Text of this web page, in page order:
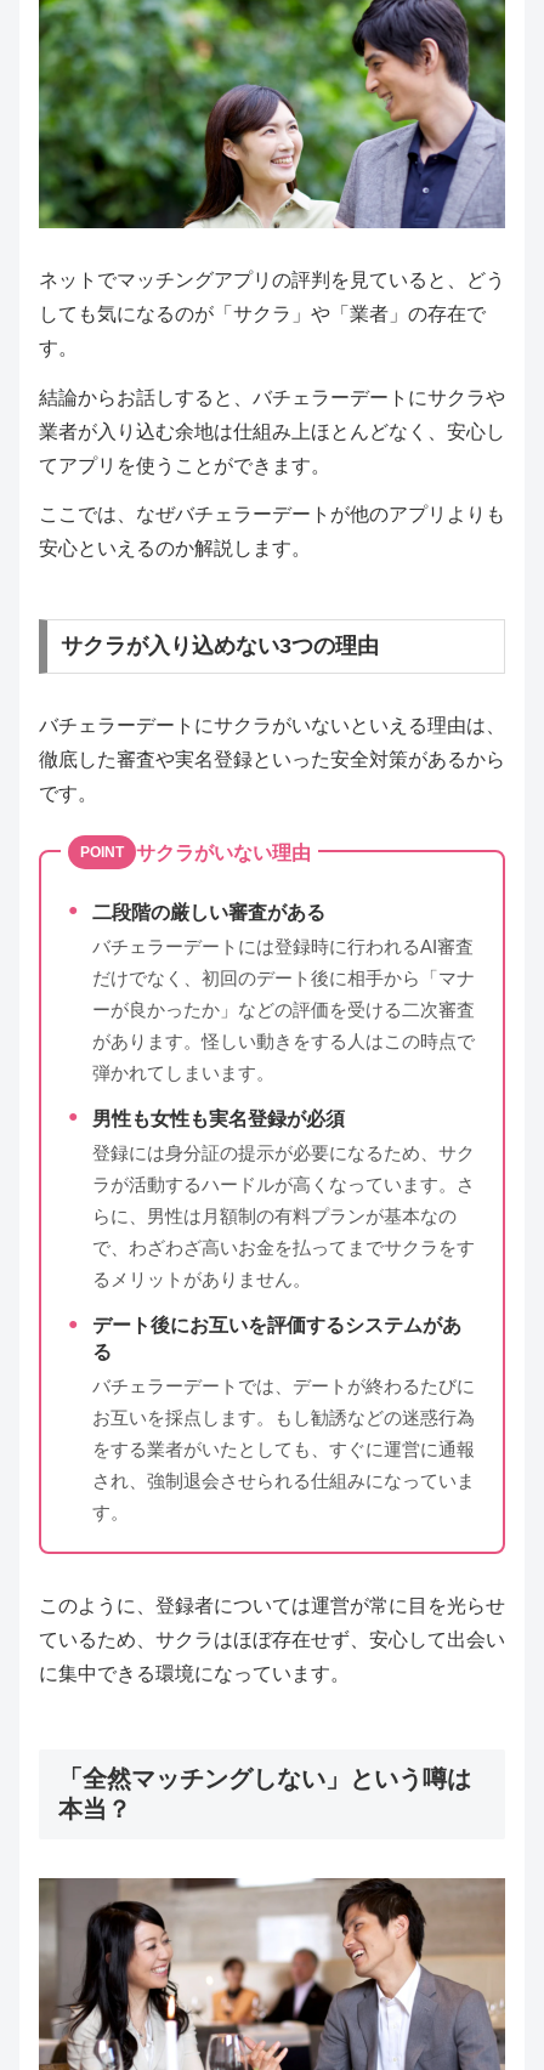
ネットでマッチングアプリの評判を見ていると、どう
しても気になるのが「サクラ」や「業者」の存在で
す。
結論からお話しすると、バチェラーデートにサクラや
業者が入り込む余地は仕組み上ほとんどなく、安心し
てアプリを使うことができます。
ここでは、なぜバチェラーデートが他のアプリよりも
安心といえるのか解説します。
サクラが入り込めない3つの理由
バチェラーデートにサクラがいないといえる理由は、
徹底した審査や実名登録といった安全対策があるから
です。
POINT サクラがいない理由
二段階の厳しい審査がある
バチェラーデートには登録時に行われるAI審査
だけでなく、初回のデート後に相手から「マナ
ーが良かったか」などの評価を受ける二次審査
があります。怪しい動きをする人はこの時点で
弾かれてしまいます。
男性も女性も実名登録が必須
登録には身分証の提示が必要になるため、サク
ラが活動するハードルが高くなっています。さ
らに、男性は月額制の有料プランが基本なの
で、わざわざ高いお金を払ってまでサクラをす
るメリットがありません。
デート後にお互いを評価するシステムがあ
る
バチェラーデートでは、デートが終わるたびに
お互いを採点します。もし勧誘などの迷惑行為
をする業者がいたとしても、すぐに運営に通報
され、強制退会させられる仕組みになっていま
す。
このように、登録者については運営が常に目を光らせ
ているため、サクラはほぼ存在せず、安心して出会い
に集中できる環境になっています。
「全然マッチングしない」という噂は
本当？